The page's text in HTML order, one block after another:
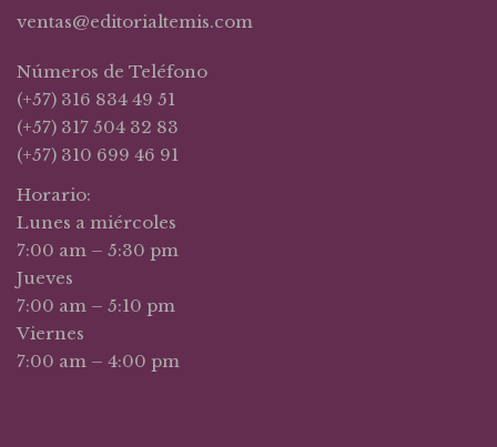
ventas@editorialtemis.com
Números de Teléfono
(+57) 316 834 49 51
(+57) 317 504 32 83
(+57) 310 699 46 91
Horario:
Lunes a miércoles
7:00 am – 5:30 pm
Jueves
7:00 am – 5:10 pm
Viernes
7:00 am – 4:00 pm